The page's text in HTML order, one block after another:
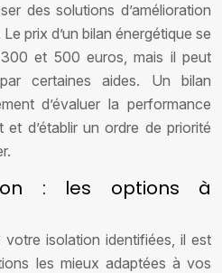
des solutions d’amélioration
prix d’un bilan énergétique se
et 500 euros, mais il peut
certaines aides. Un bilan
d’évaluer la performance
d’établir un ordre de priorité
: les options à
isolation identifiées, il est
les mieux adaptées à vos